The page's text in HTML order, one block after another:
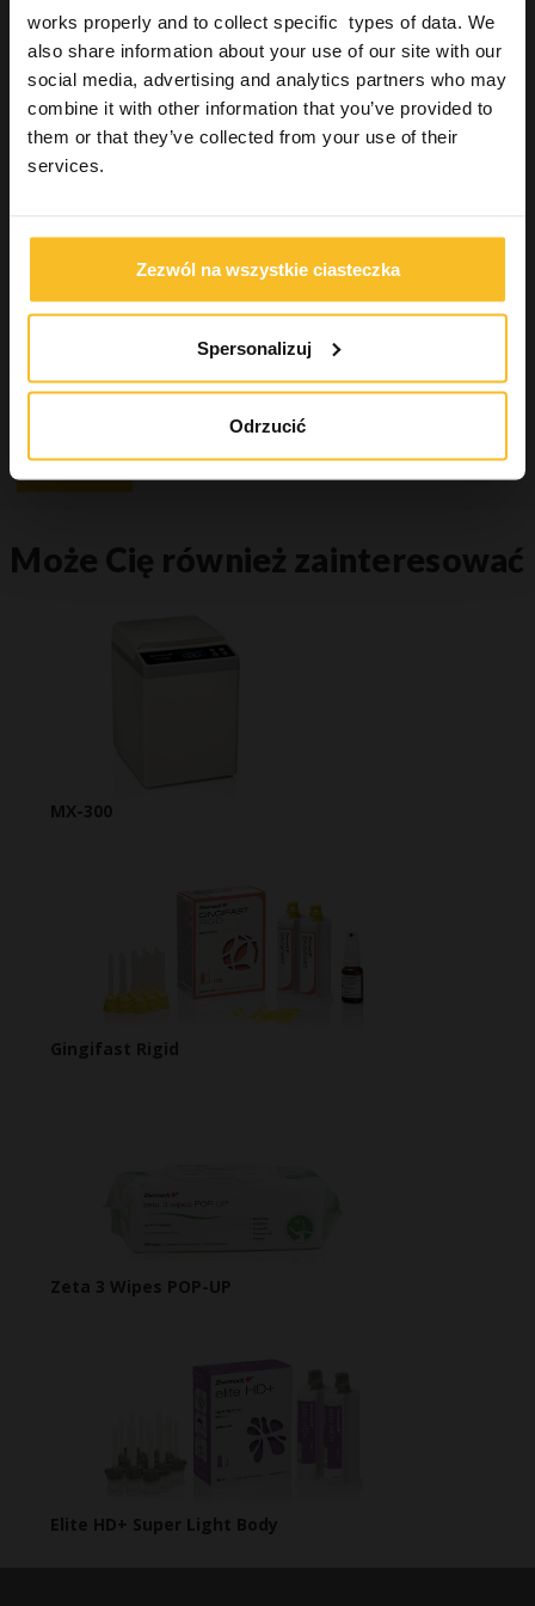
works properly and to collect specific types of data. We
also share information about your use of our site with our
social media, advertising and analytics partners who may
combine it with other information that you’ve provided to
them or that they’ve collected from your use of their
services.
Zezwól na wszystkie ciasteczka
Spersonalizuj
Odrzucić
Produkty jednorazowego użytku
Dłonie
Pracownia techniczno-dentystyczna
Uzupełnienia stałe
Industrial
Wellbeing
Wyszukiwanie produktu
Szukaj
Może Cię również zainteresować
MX-300
Gingifast Rigid
Zeta 3 Wipes POP-UP
Elite HD+ Super Light Body